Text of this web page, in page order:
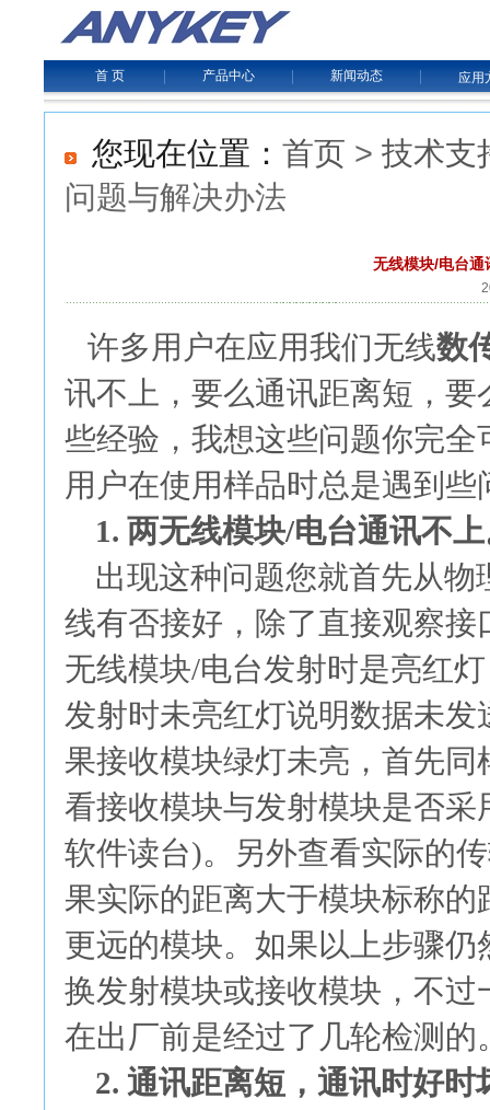
首 页 产品中心 新闻动态 应用
您现在位置： 首页 > 技术支
问题与解决办法
无线模块/电台通
许多用户在应用我们无线数
讯不上，要么通讯距离短，
些经验，我想这些问题你完
用户在使用样品时总是遇到
1. 两无线模块/电台通讯不
出现这种问题您就首先从物
线有否接好，除了直接观察
无线模块/电台发射时是亮红
发射时未亮红灯说明数据未
果接收模块绿灯未亮，首先
看接收模块与发射模块是否
软件读台)。另外查看实际的
果实际的距离大于模块标称
更远的模块。如果以上步骤
换发射模块或接收模块，不
在出厂前是经过了几轮检测的
2. 通讯距离短，通讯时好